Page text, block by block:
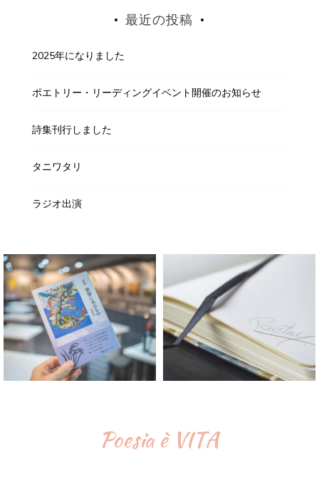
最近の投稿
2025年になりました
ポエトリー・リーディングイベント開催のお知らせ
詩集刊行しました
タニワタリ
ラジオ出演
Poesia è VITA